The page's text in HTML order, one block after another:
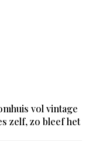
vol vintage
zelf, zo bleef het